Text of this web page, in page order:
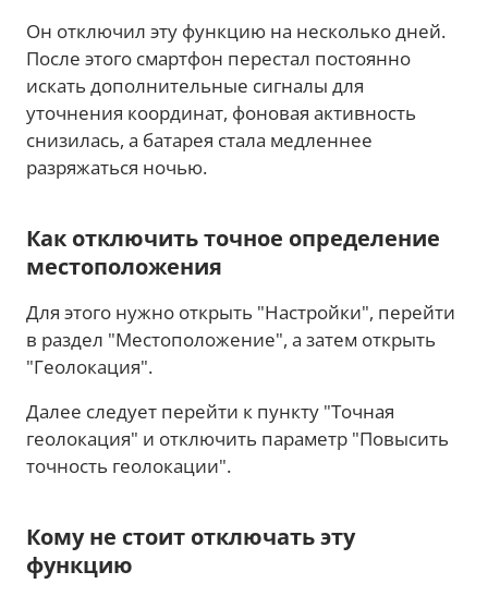
Он отключил эту функцию на несколько дней.
После этого смартфон перестал постоянно
искать дополнительные сигналы для
уточнения координат, фоновая активность
снизилась, а батарея стала медленнее
разряжаться ночью.
Как отключить точное определение
местоположения
Для этого нужно открыть "Настройки", перейти
в раздел "Местоположение", а затем открыть
"Геолокация".
Далее следует перейти к пункту "Точная
геолокация" и отключить параметр "Повысить
точность геолокации".
Кому не стоит отключать эту
функцию